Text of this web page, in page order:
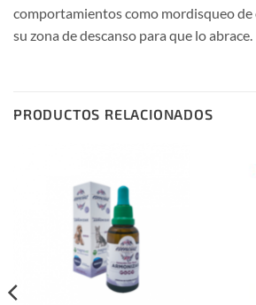
comportamientos como mordisqueo de
su zona de descanso para que lo abrace.
PRODUCTOS RELACIONADOS